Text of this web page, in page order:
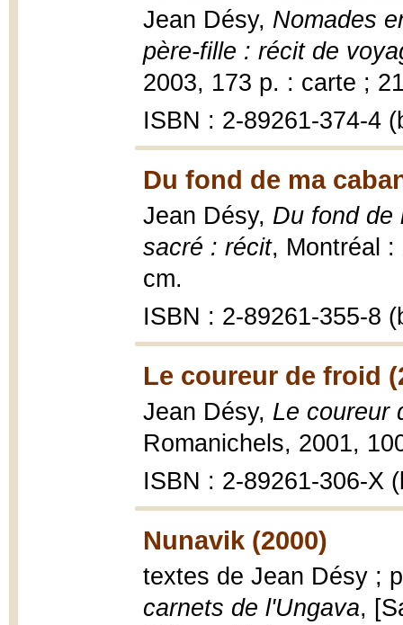
Jean Désy, Nomades
père-fille : récit de
2003, 173 p. : carte ;
ISBN : 2-89261-374-4
Du fond de ma
Jean Désy, Du fond de
sacré : récit, Montréal :
cm.
ISBN : 2-89261-355-8
Le coureur de froid
Jean Désy, Le coureur
Romanichels, 2001,
ISBN : 2-89261-306-X
Nunavik (2000)
textes de Jean Désy ;
carnets de l'Ungava,